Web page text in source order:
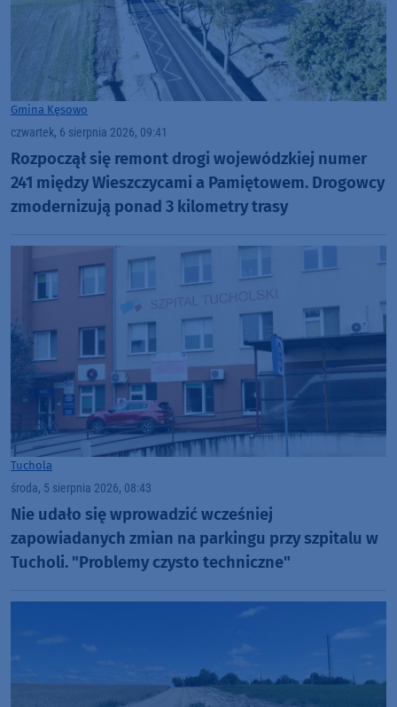
Gmina Kęsowo
czwartek, 6 sierpnia 2026, 09:41
Rozpoczął się remont drogi wojewódzkiej numer
241 między Wieszczycami a Pamiętowem. Drogowcy
zmodernizują ponad 3 kilometry trasy
Tuchola
środa, 5 sierpnia 2026, 08:43
Nie udało się wprowadzić wcześniej
zapowiadanych zmian na parkingu przy szpitalu w
Tucholi. "Problemy czysto techniczne"